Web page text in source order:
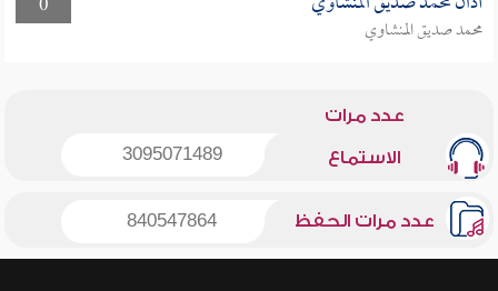
محمد صديق المنشاوي
عدد مرات
الاستماع 3095071489
عدد مرات الحفظ 840547864